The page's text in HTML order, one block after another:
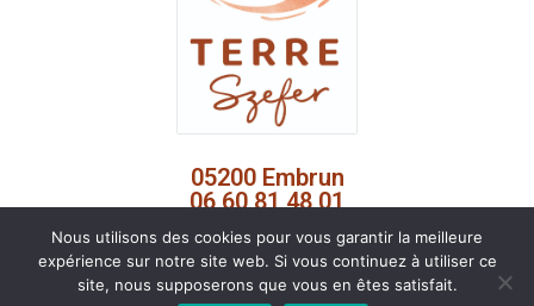
05200 Embrun
06 60 81 48 01
perrine.szefer@gmail.com
Nous utilisons des cookies pour vous garantir la meilleure
expérience sur notre site web. Si vous continuez à utiliser ce
site, nous supposerons que vous en êtes satisfait.